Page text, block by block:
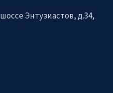
Энтузиастов, д.34,